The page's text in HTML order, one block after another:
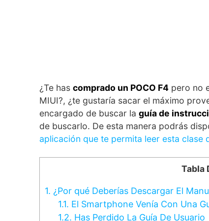
¿Te has comprado un POCO F4 pero no
MIUI?, ¿te gustaría sacar el máximo
encargado de buscar la guía de
de buscarlo. De esta manera podrás
aplicación que te permita leer esta clase
Tabla
1. ¿Por qué Deberías Descargar El
1.1. El Smartphone Venía Con Una
1.2. Has Perdido La Guía De Usuario